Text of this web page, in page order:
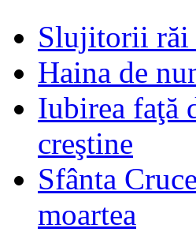
Slujitorii răi
Haina de
Iubirea faţă
creştine
Sfânta
moartea